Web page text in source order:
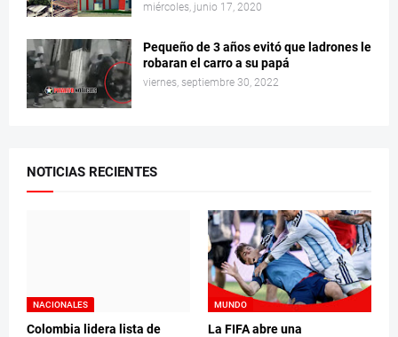
miércoles, junio 17, 2020
Pequeño de 3 años evitó que ladrones le
robaran el carro a su papá
viernes, septiembre 30, 2022
NOTICIAS RECIENTES
NACIONALES
Colombia lidera lista de
MUNDO
La FIFA abre una